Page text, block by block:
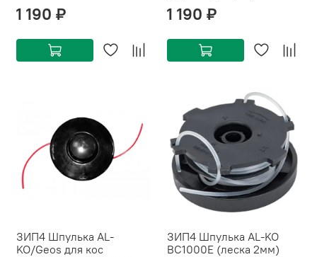
1 190 ₽ 1 190 ₽
ЗИП4 Шпулька AL-
KO/Geos для кос
ЗИП4 Шпулька AL-KO
ВС1000Е (леска 2мм)